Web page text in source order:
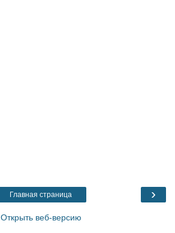
›
Главная страница
Открыть веб-версию